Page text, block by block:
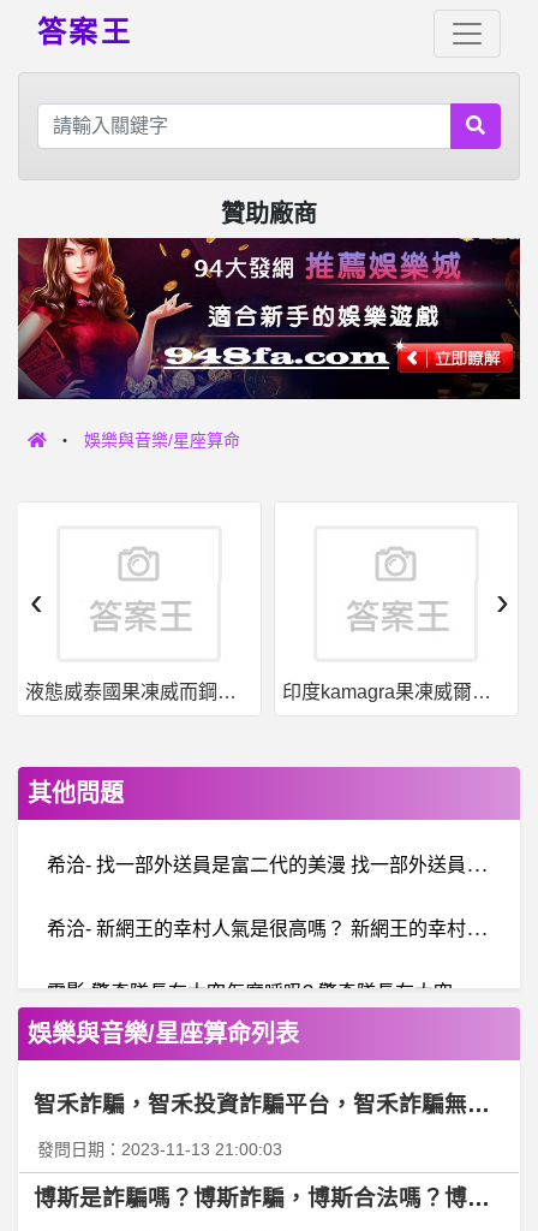
答案王
贊助廠商
娛樂與音樂/星座算命
液態威泰國果凍威而鋼哪裡買 印度kamagra果凍威爾剛用於治療男性勃起功能障礙
‹ ›
其他問題
希
洽- 找一部外送員是富二代的美漫 找一部外送員是富二代的美漫
希
洽- 新網王的幸村人氣是很高嗎？ 新網王的幸村人氣是很高嗎？
電
影-驚奇隊長在太空怎麼呼吸? 驚奇隊長在太空怎麼呼吸?
劍靈 - Blade & Soul- 新手的疑問
BaseballXXXX- 雷法 雷法
BaseballXXXX- 今年真暖冬吧? 今年真暖冬吧?
娛樂與音樂/星座算命列表
智禾詐騙，智禾投資詐騙平台，智禾詐騙無疑，
發問日期：2023-11-13 21:00:03
博斯是詐騙嗎？博斯詐騙，博斯合法嗎？博斯無